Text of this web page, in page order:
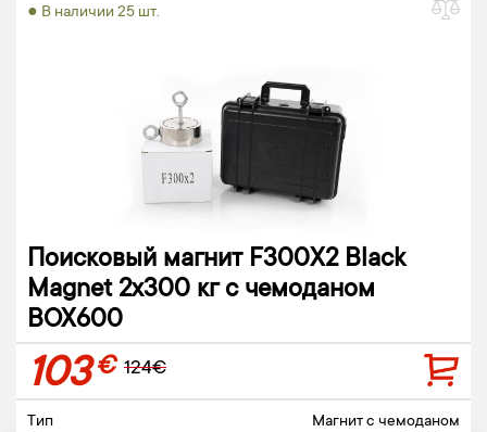
● В наличии 25 шт.
Поисковый магнит F300X2 Black
Magnet 2x300 кг c чемоданом
BOX600
103€ 124€
Тип
Магнит c чемоданом